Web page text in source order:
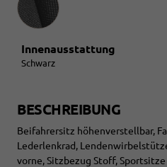
Innenausstattung
Schwarz
BESCHREIBUNG
Beifahrersitz höhenverstellbar,
Lederlenkrad,
vorne, Sitzbezug Stoff,